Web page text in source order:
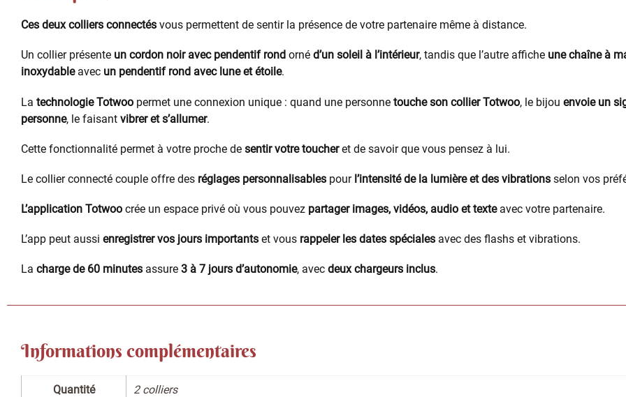
Ces deux colliers connectés vous permettent de sentir la présence de votre partenaire même à distance.
Un collier présente un cordon noir avec pendentif rond orné d’un soleil à l’intérieur, tandis que l’autre affiche une chaîne à
inoxydableavec un pendentif rond avec lune et étoile.
La technologie Totwoo permet une connexion unique : quand une personne touche son collier Totwoo, le bijou envoie un
personne, le faisant vibrer et s’allumer.
Cette fonctionnalité permet à votre proche de sentir votre toucheret de savoir que vous pensez à lui.
Le collier connecté couple offre des réglages personnalisables pour l’intensité de la lumière et des vibrations selon vos
L’application Totwoo crée un espace privé où vous pouvez partager images, vidéos, audio et texteavec votre partenaire.
L’app peut aussi enregistrer vos jours importants et vous rappeler les dates spéciales avec des flashs et vibrations.
La charge de 60 minutes assure 3 à 7 jours d’autonomie, avec deux chargeurs inclus.
Informations complémentaires
Quantité 2 colliers